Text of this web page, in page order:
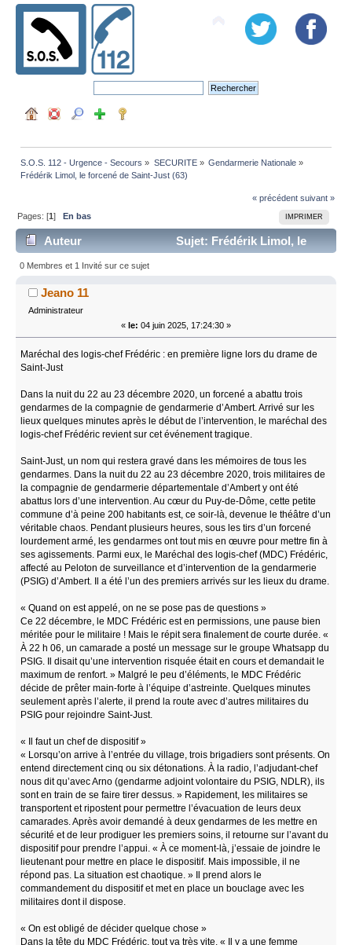
S.O.S. 112 - Urgence - Secours » SECURITE» Gendarmerie Nationale»
Frédérik Limol, le forcené de Saint-Just (63)
« précédent suivant »
IMPRIMER
Pages: [1]En bas
Auteur
Sujet: Frédérik Limol, le
forcené de Saint-Just (63) (Lu 11035 fois)
0 Membres et 1 Invité sur ce sujet
Jeano 11
Administrateur
« le: 04 juin 2025, 17:24:30 »
Maréchal des logis-chef Frédéric : en première ligne lors du drame de
Saint-Just
Dans la nuit du 22 au 23 décembre 2020, un forcené a abattu trois
gendarmes de la compagnie de gendarmerie d’Ambert. Arrivé sur les
lieux quelques minutes après le début de l’intervention, le maréchal des
logis-chef Frédéric revient sur cet événement tragique.
Saint-Just, un nom qui restera gravé dans les mémoires de tous les
gendarmes. Dans la nuit du 22 au 23 décembre 2020, trois militaires de
la compagnie de gendarmerie départementale d’Ambert y ont été
abattus lors d’une intervention. Au cœur du Puy-de-Dôme, cette petite
commune d’à peine 200 habitants est, ce soir-là, devenue le théâtre d’un
véritable chaos. Pendant plusieurs heures, sous les tirs d’un forcené
lourdement armé, les gendarmes ont tout mis en œuvre pour mettre fin à
ses agissements. Parmi eux, le Maréchal des logis-chef (MDC) Frédéric,
affecté au Peloton de surveillance et d’intervention de la gendarmerie
(PSIG) d’Ambert. Il a été l’un des premiers arrivés sur les lieux du drame.
« Quand on est appelé, on ne se pose pas de questions »
Ce 22 décembre, le MDC Frédéric est en permissions, une pause bien
méritée pour le militaire ! Mais le répit sera finalement de courte durée. «
À 22 h 06, un camarade a posté un message sur le groupe Whatsapp du
PSIG. Il disait qu’une intervention risquée était en cours et demandait le
maximum de renfort. » Malgré le peu d’éléments, le MDC Frédéric
décide de prêter main-forte à l’équipe d’astreinte. Quelques minutes
seulement après l’alerte, il prend la route avec d’autres militaires du
PSIG pour rejoindre Saint-Just.
« Il faut un chef de dispositif »
« Lorsqu’on arrive à l’entrée du village, trois brigadiers sont présents. On
entend directement cinq ou six détonations. À la radio, l’adjudant-chef
nous dit qu’avec Arno (gendarme adjoint volontaire du PSIG, NDLR), ils
sont en train de se faire tirer dessus. » Rapidement, les militaires se
transportent et ripostent pour permettre l’évacuation de leurs deux
camarades. Après avoir demandé à deux gendarmes de les mettre en
sécurité et de leur prodiguer les premiers soins, il retourne sur l’avant du
dispositif pour prendre l’appui. « À ce moment-là, j’essaie de joindre le
lieutenant pour mettre en place le dispositif. Mais impossible, il ne
répond pas. La situation est chaotique. » Il prend alors le
commandement du dispositif et met en place un bouclage avec les
militaires dont il dispose.
« On est obligé de décider quelque chose »
Dans la tête du MDC Frédéric, tout va très vite. « Il y a une femme